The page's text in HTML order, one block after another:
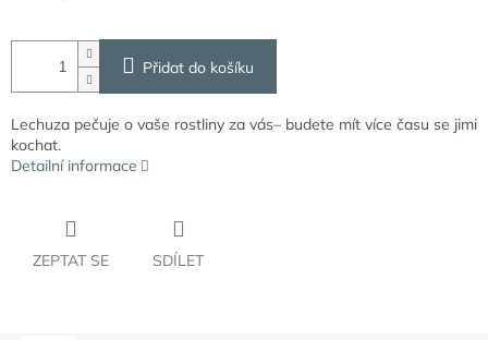
Přidat do košíku
Lechuza pečuje o vaše rostliny za vás– budete mít více času se jimi
kochat.
Detailní informace
ZEPTAT SE SDÍLET